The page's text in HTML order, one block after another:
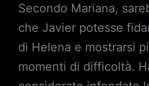
Secondo Mariana,
che Javier potesse
di Helena e mostrarsi
momenti di difficoltà.